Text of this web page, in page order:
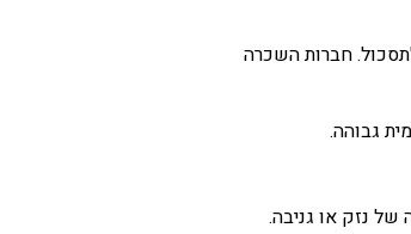
חברות השכרה
גבוהה.
נזק או גניבה.